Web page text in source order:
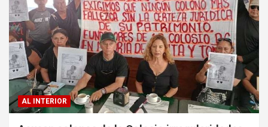
AL INTERIOR